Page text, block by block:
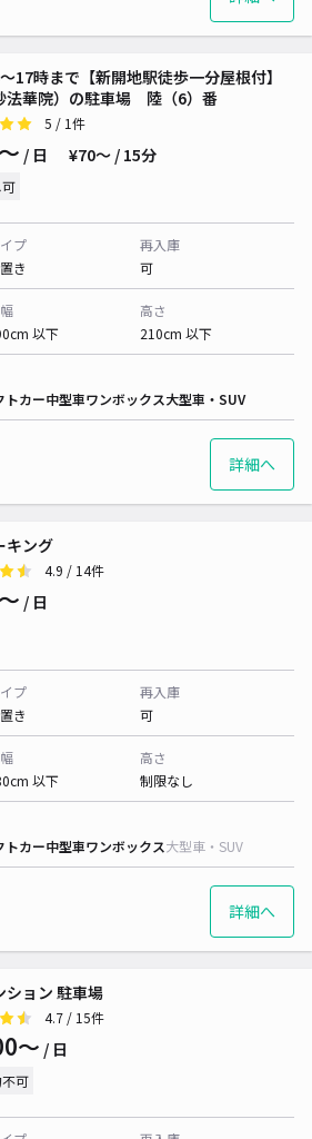
17時まで【新開地駅徒歩一分屋根付】
法華院）の駐車場 陸（6）番
5 / 1件
/ 日 ¥70〜 / 15分
プ
き
再入庫
可
以下
高さ
210cm 以下
トカー中型車ワンボックス大型車・SUV
詳細へ
キング
4.9 / 14件
/ 日
プ
き
再入庫
可
以下
高さ
制限なし
トカー中型車ワンボックス大型車・SUV
詳細へ
ション 駐車場
4.7 / 15件
〜 / 日
可